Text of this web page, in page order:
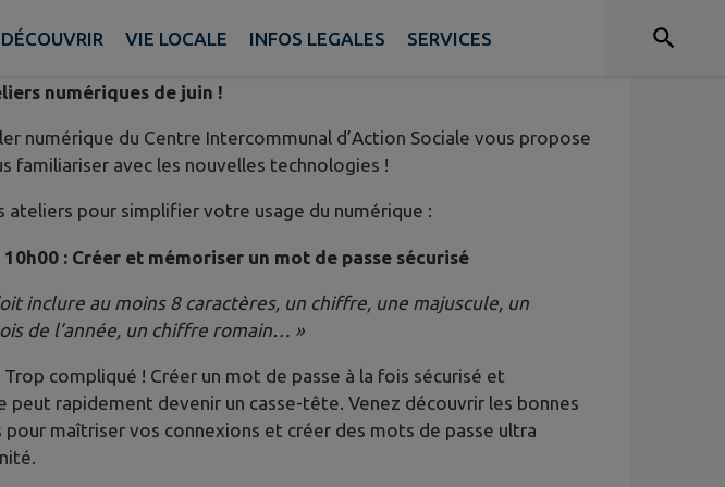
DÉCOUVRIR VIE LOCALE INFOS LEGALES SERVICES
- Pays de Craon
numériques de juin !
numérique du Centre Intercommunal d’Action Sociale vous propose
familiariser avec les nouvelles technologies !
ateliers pour simplifier votre usage du numérique :
: Créer et mémoriser un mot de passe sécurisé
inclure au moins 8 caractères, un chiffre, une majuscule, un
de l’année, un chiffre romain… »
compliqué ! Créer un mot de passe à la fois sécurisé et
peut rapidement devenir un casse-tête. Venez découvrir les bonnes
pour maîtriser vos connexions et créer des mots de passe ultra